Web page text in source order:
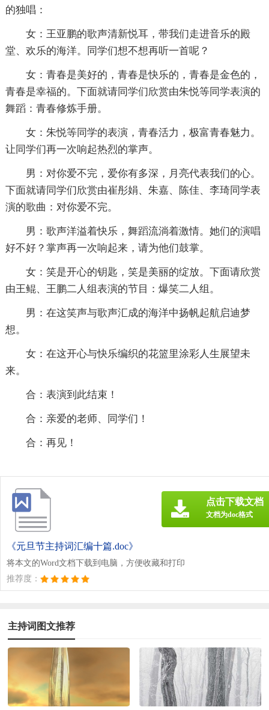
的独唱：
女：王亚鹏的歌声清新悦耳，带我们走进音乐的殿
堂、欢乐的海洋。同学们想不想再听一首呢？
女：青春是美好的，青春是快乐的，青春是金色的，
青春是幸福的。下面就请同学们欣赏由朱悦等同学表演的
舞蹈：青春修炼手册。
女：朱悦等同学的表演，青春活力，极富青春魅力。
让同学们再一次响起热烈的掌声。
男：对你爱不完，爱你有多深，月亮代表我们的心。
下面就请同学们欣赏由崔彤娟、朱嘉、陈佳、李琦同学表
演的歌曲：对你爱不完。
男：歌声洋溢着快乐，舞蹈流淌着激情。她们的演唱
好不好？掌声再一次响起来，请为他们鼓掌。
女：笑是开心的钥匙，笑是美丽的绽放。下面请欣赏
由王鲲、王鹏二人组表演的节目：爆笑二人组。
男：在这笑声与歌声汇成的海洋中扬帆起航启迪梦
想。
女：在这开心与快乐编织的花篮里涂彩人生展望未
来。
合：表演到此结束！
合：亲爱的老师、同学们！
合：再见！
《元旦节主持词汇编十篇.doc》
将本文的Word文档下载到电脑，方便收藏和打印
推荐度：
点击下载文档
文档为doc格式
主持词图文推荐